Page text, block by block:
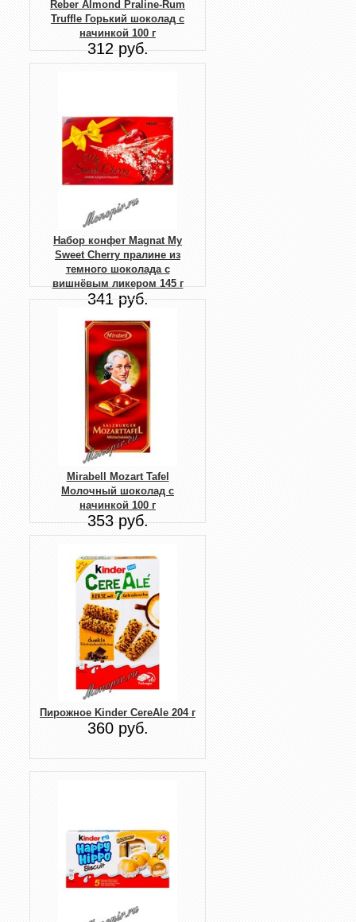
Reber Almond Praline-Rum
Truffle Горький шоколад с
начинкой 100 г
312 руб.
Набор конфет Magnat My
Sweet Cherry пралине из
темного шоколада с
вишнёвым ликером 145 г
341 руб.
Mirabell Mozart Tafel
Молочный шоколад с
начинкой 100 г
353 руб.
Пирожное Kinder CereAle 204 г
360 руб.